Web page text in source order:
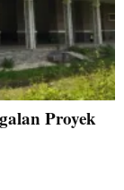
Proyek